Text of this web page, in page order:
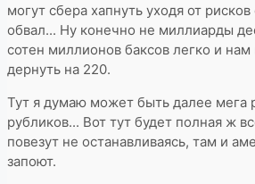
могут сбера хапнуть уходя от
обвал... Ну конечно не миллиарды
сотен миллионов баксов легко и нам
дернуть на 220.
Тут я думаю может быть далее мега
рубликов... Вот тут будет полная ж
повезут не останавливаясь, там и
запоют.